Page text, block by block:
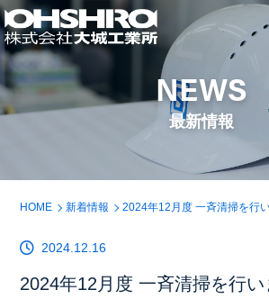
NEWS
最新情報
HOME 新着情報 2024年12月度 一斉清掃を行
2024.12.16
2024年12月度 一斉清掃を行い